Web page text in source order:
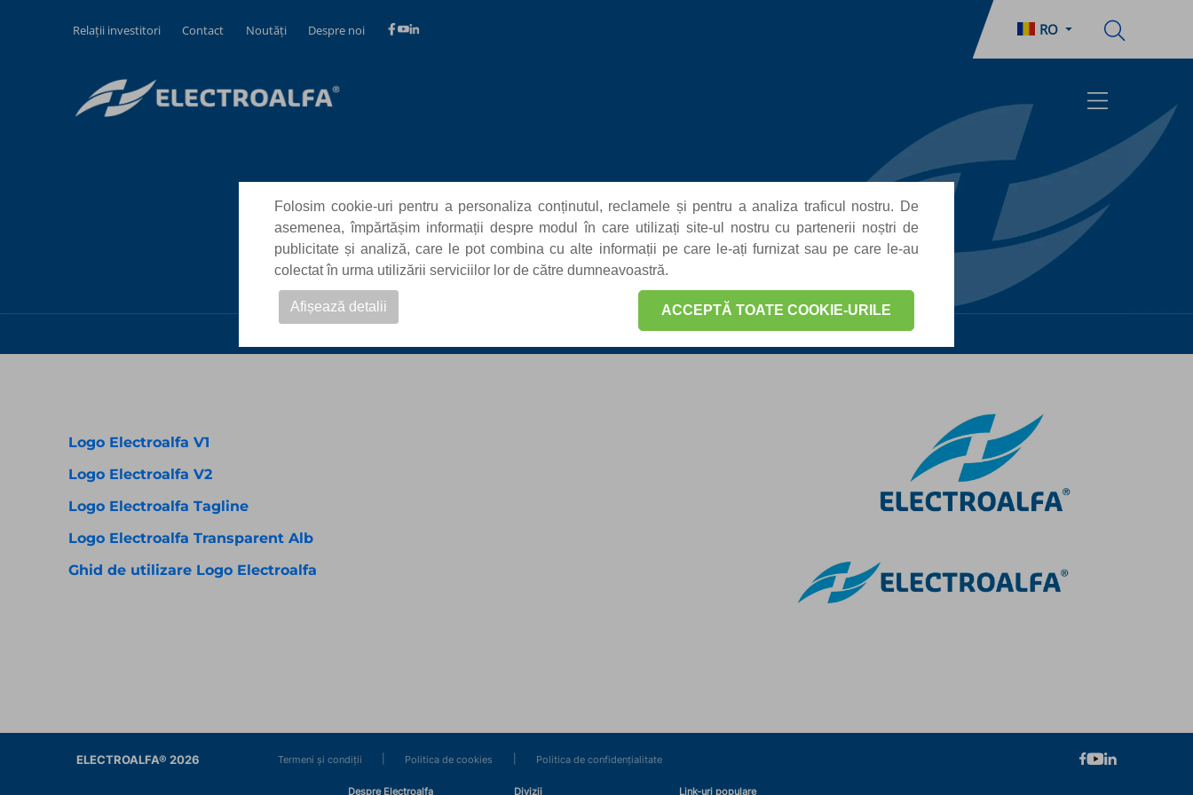
Folosim cookie-uri pentru a personaliza conținutul, reclamele și pentru a analiza traficul nostru. De
asemenea, împărtășim informații despre modul în care utilizați site-ul nostru cu partenerii noștri de
publicitate și analiză, care le pot combina cu alte informații pe care le-ați furnizat sau pe care le-au
colectat în urma utilizării serviciilor lor de către dumneavoastră.
ACCEPTĂ TOATE COOKIE-URILE
Afișează detalii
Relații investitori Contact Noutăți Despre noi RO
Logo Electroalfa V1
Logo Electroalfa V2
Logo Electroalfa Tagline
Logo Electroalfa Transparent Alb
Ghid de utilizare Logo Electroalfa
ELECTROALFA® 2026 Termeni și condiții Politica de cookies Politica de confidențialitate
Despre Electroalfa Divizii Link-uri populare